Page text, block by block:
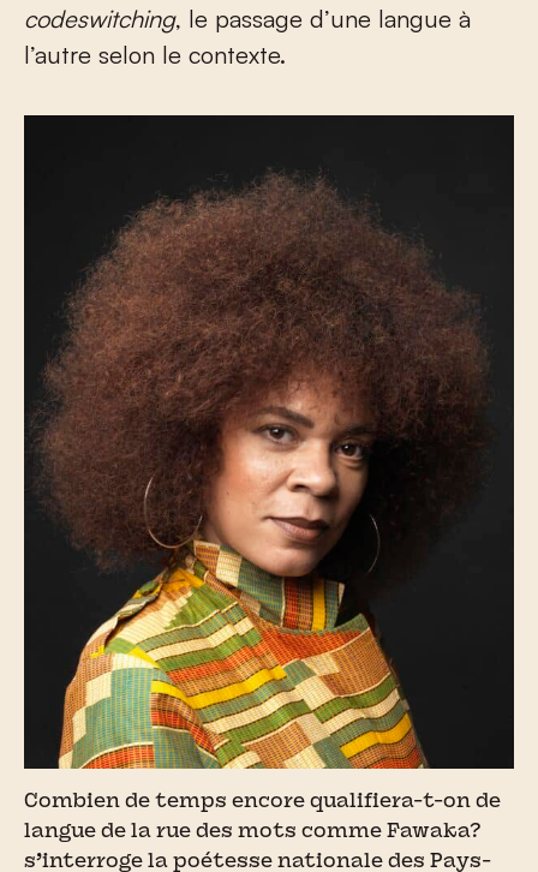
codeswitching, le passage d’une langue à
l’autre selon le contexte.
Combien de temps encore qualifiera-t-on de
langue de la rue des mots comme Fawaka?
s’interroge la poétesse nationale des Pays-